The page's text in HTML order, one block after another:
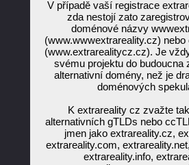
V případě vaší registrace
zda nestojí zato
doménové názvy
(www.wwwextrareality.cz)
(www.extrarealitycz.cz). Je
svému projektu do budoucna
alternativní domény, než je
doménových
K extrareality cz zvažte
alternativních gTLDs nebo
jmen jako extrareality.cz,
extrareality.com,
extrareality.info,